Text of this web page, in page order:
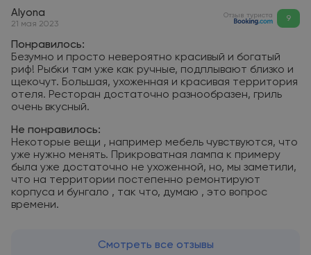
Alyona
21 мая 2023
Отзыв туриста 9
Понравилось:
Безумно и просто невероятно красивый и богатый
риф! Рыбки там уже как ручные, подплывают близко и
щекочут. Большая, ухоженная и красивая территория
отеля. Ресторан достаточно разнообразен, гриль
очень вкусный.
Не понравилось:
Некоторые вещи , например мебель чувствуются, что
уже нужно менять. Прикроватная лампа к примеру
была уже достаточно не ухоженной, но, мы заметили,
что на территории постепенно ремонтируют
корпуса и бунгало , так что, думаю , это вопрос
времени.
Смотреть все отзывы